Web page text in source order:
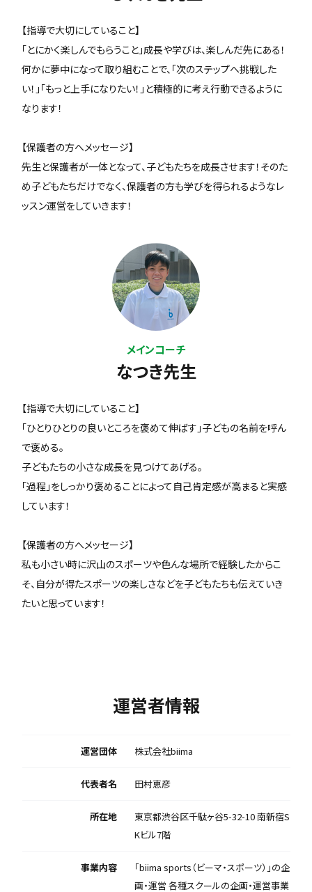
【指導で大切にしていること】
「とにかく楽しんでもらうこと」成長や学びは、楽しんだ先にある！
何かに夢中になって取り組むことで、「次のステップへ挑戦した
い！」「もっと上手になりたい！」と積極的に考え行動できるように
なります！
【保護者の方へメッセージ】
先生と保護者が一体となって、子どもたちを成長させます！そのた
め子どもたちだけでなく、保護者の方も学びを得られるようなレ
ッスン運営をしていきます！
メインコーチ
なつき先生
【指導で大切にしていること】
「ひとりひとりの良いところを褒めて伸ばす」子どもの名前を呼ん
で褒める。
子どもたちの小さな成長を見つけてあげる。
「過程」をしっかり褒めることによって自己肯定感が高まると実感
しています！
【保護者の方へメッセージ】
私も小さい時に沢山のスポーツや色んな場所で経験したからこ
そ、自分が得たスポーツの楽しさなどを子どもたちも伝えていき
たいと思っています！
運営者情報
運営団体 株式会社biima
代表者名 田村恵彦
所在地
東京都渋谷区千駄ヶ谷5-32-10 南新宿S
Kビル7階
事業内容
「biima sports（ビーマ・スポーツ）」の企
画・運営 各種スクールの企画・運営事業